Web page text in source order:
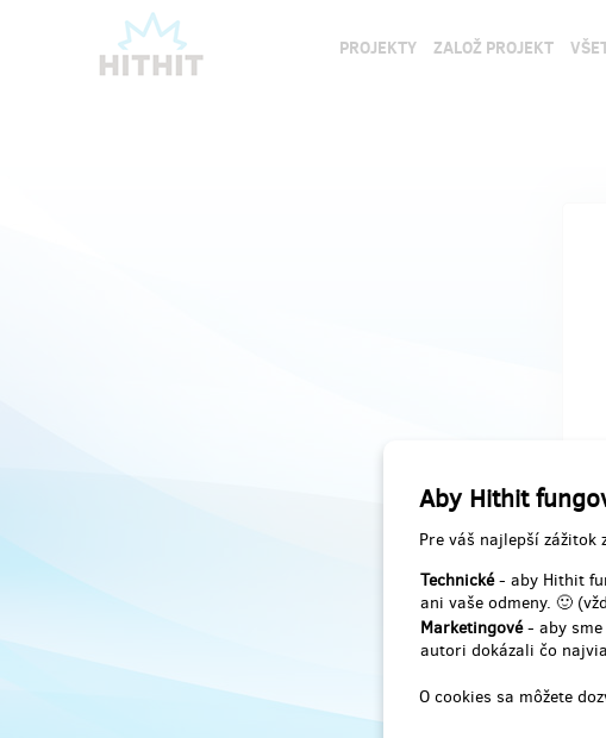
Aby Hithit
Pre váš najlepší
Technické- aby Hithit
ani vaše odmeny. 🙂
Marketingové- aby sme
autori dokázali čo
O cookies sa môžete
PROJEKTY ZALOŽ PROJEKT